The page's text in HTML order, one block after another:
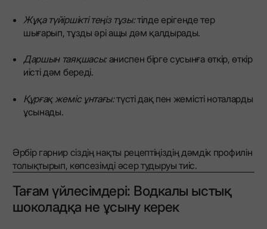
Жұқа түйіршікті теңіз тұзы:тілде ерігенде тер
шығарып, тұзды әрі ащы дәм қалдырады.
Даршын таяқшасы:аниспен бірге сусынға өткір, өткір
иісті дәм береді.
Құрғақ жеміс ұнтағы:түсті дақ пен жемісті ноталарды
ұсынады.
Әрбір гарнир сіздің нақты рецептіңіздің дәмдік профилін
толықтырып, көпсезімді әсер тудыруы тиіс.
Тағам үйлесімдері: Водкалы ыстық
шоколадқа не ұсыну керек